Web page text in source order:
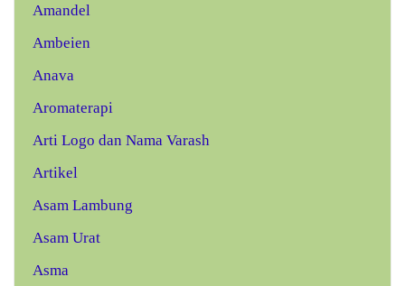
Amandel
Ambeien
Anava
Aromaterapi
Arti Logo dan Nama Varash
Artikel
Asam Lambung
Asam Urat
Asma